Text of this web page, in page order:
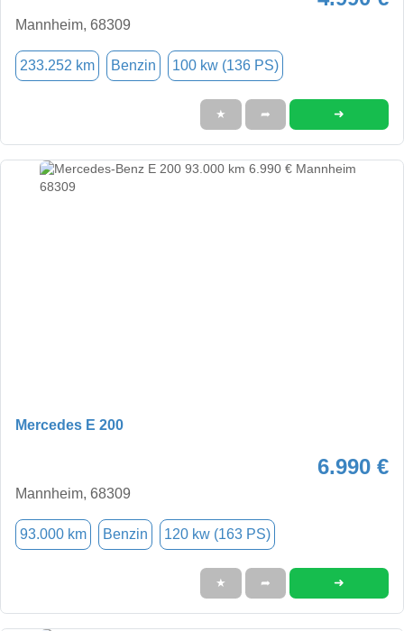
Mannheim, 68309
233.252 km Benzin 100 kw (136 PS)
★ ➦ ➜
Mercedes E 200
6.990 €
Mannheim, 68309
93.000 km Benzin 120 kw (163 PS)
★ ➦ ➜